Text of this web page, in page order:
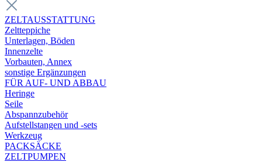
ZELTAUSSTATTUNG
Zeltteppiche
Unterlagen, Böden
Innenzelte
Vorbauten, Annex
sonstige Ergänzungen
FÜR AUF- UND ABBAU
Heringe
Seile
Abspannzubehör
Aufstellstangen und -sets
Werkzeug
PACKSÄCKE
ZELTPUMPEN